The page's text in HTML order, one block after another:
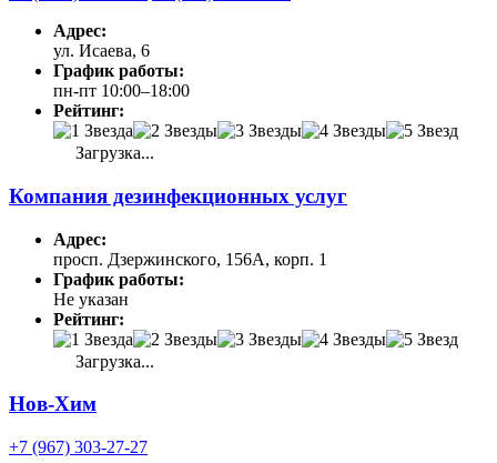
Адрес:
ул. Исаева, 6
График работы:
пн-пт 10:00–18:00
Рейтинг:
Загрузка...
Компания дезинфекционных услуг
Адрес:
просп. Дзержинского, 156А, корп. 1
График работы:
Не указан
Рейтинг:
Загрузка...
Нов-Хим
+7 (967) 303-27-27